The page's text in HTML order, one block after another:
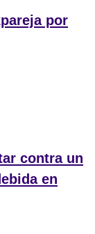
por
contra un
en